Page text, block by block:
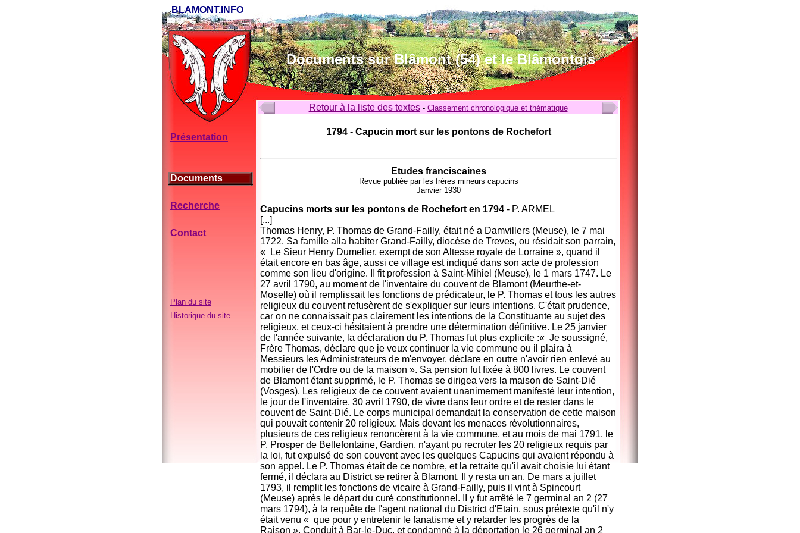
BLAMONT.INFO
Documents sur Blâmont (54) et le Blâmontois
Présentation
Documents
Recherche
Contact
Plan du site
Historique du site
Retour à la liste des textes- Classement chronologique et thématique
1794 - Capucin mort sur les pontons de Rochefort
Etudes franciscaines
Revue publiée par les frères mineurs capucins
Janvier 1930
Capucins morts sur les pontons de Rochefort en 1794 - P. ARMEL
[...]
Thomas Henry, P. Thomas de Grand-Failly, était né a Damvillers (Meuse), le 7 mai
1722. Sa famille alla habiter Grand-Failly, diocèse de Treves, ou résidait son parrain,
« Le Sieur Henry Dumelier, exempt de son Altesse royale de Lorraine », quand il
était encore en bas âge, aussi ce village est indiqué dans son acte de profession
comme son lieu d'origine. II fit profession à Saint-Mihiel (Meuse), le 1 mars 1747. Le
27 avril 1790, au moment de l'inventaire du couvent de Blamont (Meurthe-et-
Moselle) où il remplissait les fonctions de prédicateur, le P. Thomas et tous les autres
religieux du couvent refusèrent de s'expliquer sur leurs intentions. C'était prudence,
car on ne connaissait pas clairement les intentions de la Constituante au sujet des
religieux, et ceux-ci hésitaient à prendre une détermination définitive. Le 25 janvier
de l'année suivante, la déclaration du P. Thomas fut plus explicite :« Je soussigné,
Frère Thomas, déclare que je veux continuer la vie commune ou il plaira à
Messieurs les Administrateurs de m'envoyer, déclare en outre n'avoir rien enlevé au
mobilier de l'Ordre ou de la maison ». Sa pension fut fixée à 800 livres. Le couvent
de Blamont étant supprimé, le P. Thomas se dirigea vers la maison de Saint-Dié
(Vosges). Les religieux de ce couvent avaient unanimement manifesté leur intention,
le jour de l'inventaire, 30 avril 1790, de vivre dans leur ordre et de rester dans le
couvent de Saint-Dié. Le corps municipal demandait la conservation de cette maison
qui pouvait contenir 20 religieux. Mais devant les menaces révolutionnaires,
plusieurs de ces religieux renoncèrent à la vie commune, et au mois de mai 1791, le
P. Prosper de Bellefontaine, Gardien, n'ayant pu recruter les 20 religieux requis par
la loi, fut expulsé de son couvent avec les quelques Capucins qui avaient répondu à
son appel. Le P. Thomas était de ce nombre, et la retraite qu'il avait choisie lui étant
fermé, il déclara au District se retirer à Blamont. II y resta un an. De mars a juillet
1793, il remplit les fonctions de vicaire à Grand-Failly, puis il vint à Spincourt
(Meuse) après le départ du curé constitutionnel. II y fut arrêté le 7 germinal an 2 (27
mars 1794), à la requête de l'agent national du District d'Etain, sous prétexte qu'il n'y
était venu « que pour y entretenir le fanatisme et y retarder les progrès de la
Raison ». Conduit à Bar-le-Duc, et condamné à la déportation le 26 germinal an 2